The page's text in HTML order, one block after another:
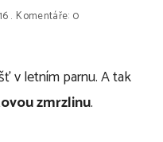
Komentáře: 0
v letním parnu. A tak
zmrzlinu.